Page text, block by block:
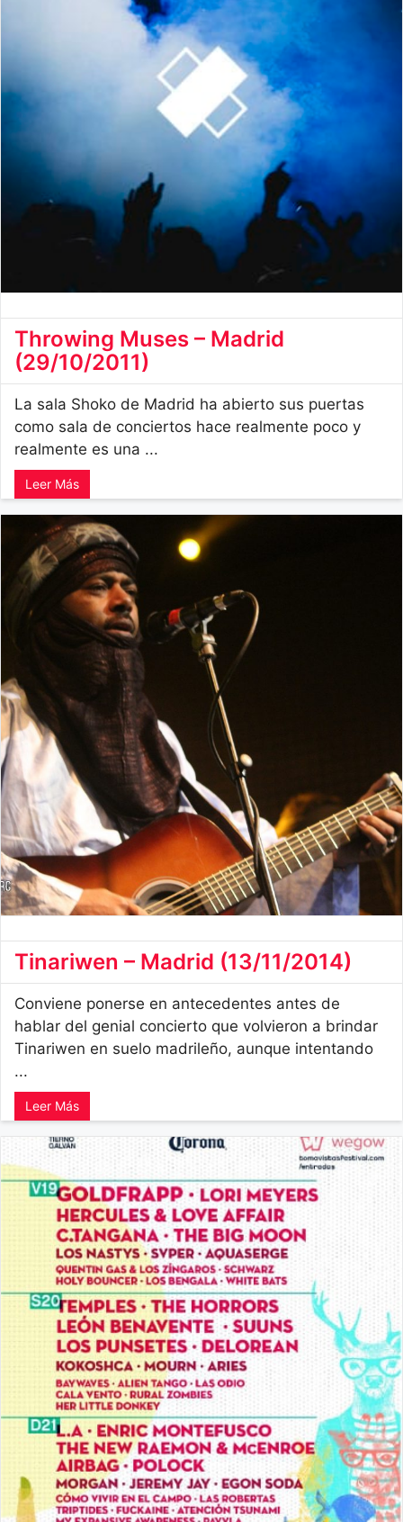
Throwing Muses – Madrid
(29/10/2011)
La sala Shoko de Madrid ha abierto sus puertas
como sala de conciertos hace realmente poco y
realmente es una ...
Leer Más
Tinariwen – Madrid (13/11/2014)
Conviene ponerse en antecedentes antes de
hablar del genial concierto que volvieron a brindar
Tinariwen en suelo madrileño, aunque intentando
...
Leer Más